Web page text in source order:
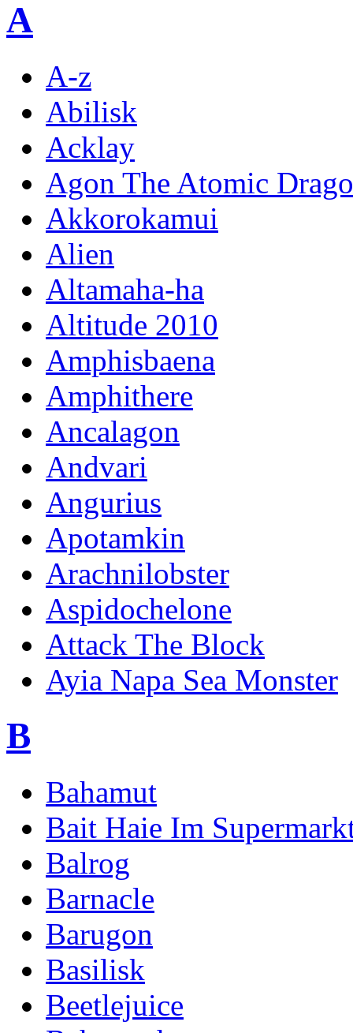
A
A-z
Abilisk
Acklay
Agon The Atomic
Akkorokamui
Alien
Altamaha-ha
Altitude 2010
Amphisbaena
Amphithere
Ancalagon
Andvari
Angurius
Apotamkin
Arachnilobster
Aspidochelone
Attack The Block
Ayia Napa Sea Monster
B
Bahamut
Bait Haie Im
Balrog
Barnacle
Barugon
Basilisk
Beetlejuice